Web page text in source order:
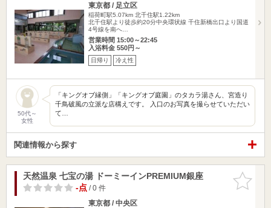
東京都 / 足立区
稲荷町駅5.07km 北千住駅1.22km
北千住駅より徒歩約20分中央環状線 千住新橋出口より国道
4号線を南へ…
営業時間 15:00～22:45
入浴料金 550円～
日帰り 冷え性
50代～
女性
「キングオブ縁側」「キングオブ庭園」のタカラ湯さん、宮造り
千鳥破風の立派な店構えです。 入口のお写真を撮らせていただい
て…
関連情報から探す
お気に入
りに追加
天然温泉 七宝の湯 ドーミーインPREMIUM銀座
-点/ 0 件
東京都 / 中央区